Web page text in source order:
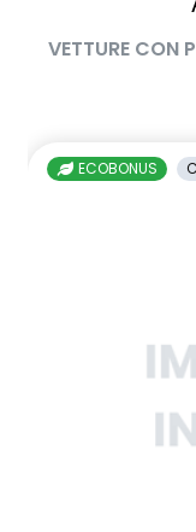
VETTURE CON
ECOBONUS